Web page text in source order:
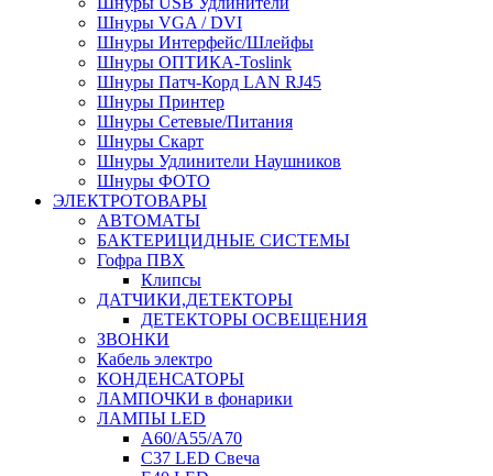
Шнуры VGA / DVI
Шнуры Интерфейс/Шлейфы
Шнуры ОПТИКА-Toslink
Шнуры Патч-Корд LAN RJ45
Шнуры Принтер
Шнуры Сетевые/Питания
Шнуры Скарт
Шнуры Удлинители Наушников
Шнуры ФОТО
ЭЛЕКТРОТОВАРЫ
АВТОМАТЫ
БАКТЕРИЦИДНЫЕ СИСТЕМЫ
Гофра ПВХ
Клипсы
ДАТЧИКИ,ДЕТЕКТОРЫ
ДЕТЕКТОРЫ ОСВЕЩЕНИЯ
ЗВОНКИ
Кабель электро
КОНДЕНСАТОРЫ
ЛАМПОЧКИ в фонарики
ЛАМПЫ LED
A60/A55/A70
C37 LED Свеча